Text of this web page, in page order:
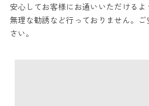
安心してお客様にお通いいただける
無理な勧誘など行っておりません。
さい。